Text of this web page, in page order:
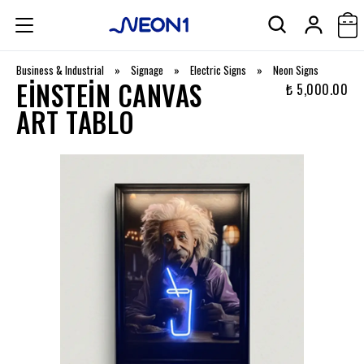
Business & Industrial » Signage » Electric Signs » Neon Signs
EINSTEIN CANVAS
ART TABLO
₺ 5,000.00